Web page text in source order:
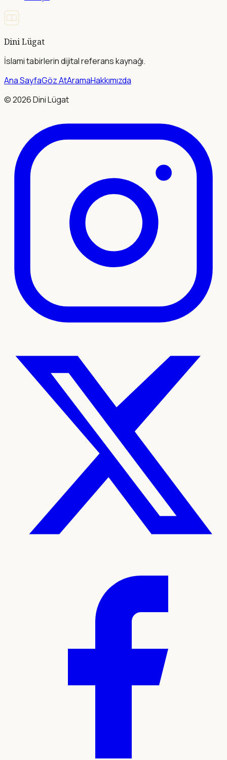
Dini Lügat
İslami tabirlerin dijital referans kaynağı.
Ana SayfaGöz AtAramaHakkımızda
©2026Dini Lügat